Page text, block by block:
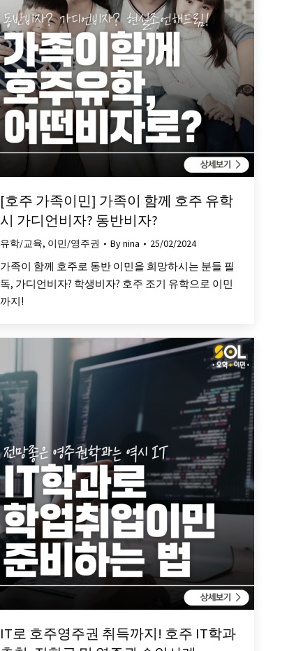
[호주 가족이민] 가족이 함께 호주 유학
시 가디언비자? 동반비자?
유학/교육, 이민/영주권 Bynina 25/02/2024
가족이 함께 호주로 동반 이민을 희망하시는 분들 필
독, 가디언비자? 학생비자? 호주 조기 유학으로 이민
까지!
IT로 호주영주권 취득까지! 호주 IT학과